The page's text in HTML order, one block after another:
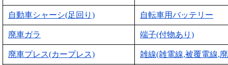
自動車シャーシ(足回り) 自転車用バッテリー
廃車ガラ 端子(付物あり)
廃車プレス(カープレス) 雑線(雑電線,被覆電線,